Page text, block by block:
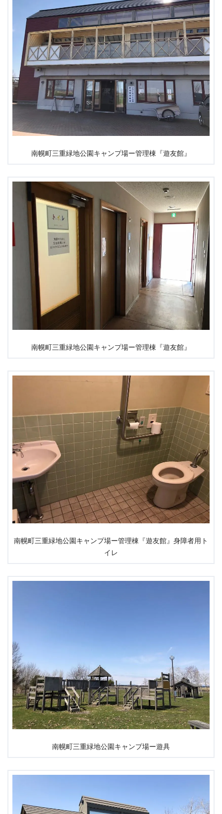
南幌町三重緑地公園キャンプ場ー管理棟『遊友館』
南幌町三重緑地公園キャンプ場ー管理棟『遊友館』
南幌町三重緑地公園キャンプ場ー管理棟『遊友館』身障者用ト
イレ
南幌町三重緑地公園キャンプ場ー遊具